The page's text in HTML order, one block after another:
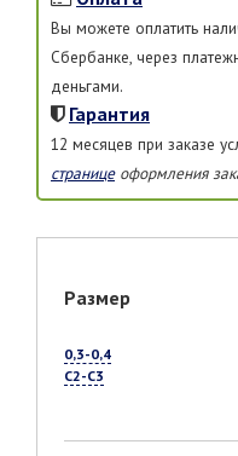
Вы можете оплатить
Сбербанке, через
деньгами.
Гарантия
12 месяцев при заказе
страницеоформления
Размер
0,3-0,4
С2-С3